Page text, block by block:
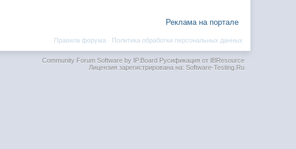
Реклама на портале
Политика обработки персональных данных
Правила форума ·
Community Forum Software by IP.BoardРусификация от IBResource
Лицензия зарегистрирована на: Software-Testing.Ru